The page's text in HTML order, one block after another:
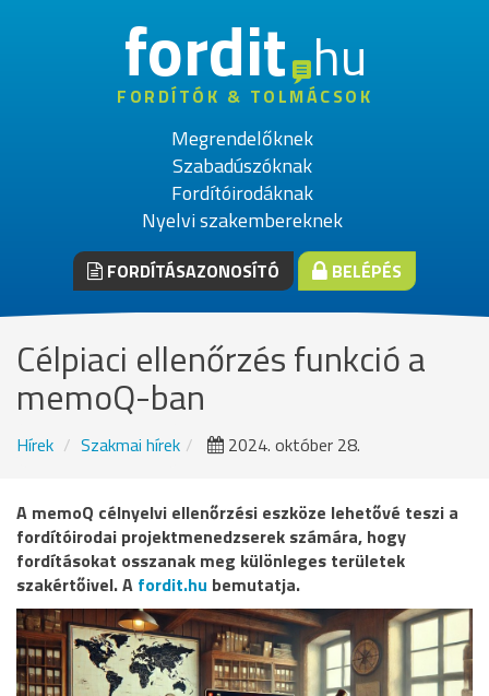
fordithu
FORDÍTÓK & TOLMÁCSOK
Megrendelőknek
Szabadúszóknak
Fordítóirodáknak
Nyelvi szakembereknek
FORDÍTÁSAZONOSÍTÓ BELÉPÉS
Célpiaci ellenőrzés funkció a
memoQ-ban
Hírek Szakmai hírek 2024. október 28.
A memoQ célnyelvi ellenőrzési eszköze lehetővé teszi a
fordítóirodai projektmenedzserek számára, hogy
fordításokat osszanak meg különleges területek
szakértőivel. A fordit.hu bemutatja.